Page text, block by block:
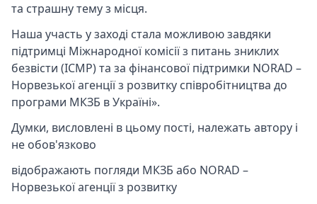
та страшну тему з місця.
Наша участь у заході стала можливою завдяки
підтримці Міжнародної комісії з питань зниклих
безвісти (ICMP) та за фінансової підтримки NORAD –
Норвезької агенції з розвитку співробітництва до
програми МКЗБ в Україні».
Думки, висловлені в цьому пості, належать автору і
не обов'язково
відображають погляди МКЗБ або NORAD –
Норвезької агенції з розвитку